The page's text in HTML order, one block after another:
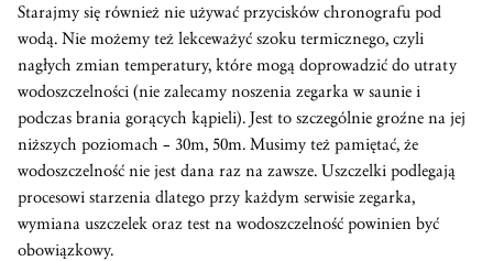
Starajmy się również nie używać przycisków chronografu pod
wodą. Nie możemy też lekceważyć szoku termicznego, czyli
nagłych zmian temperatury, które mogą doprowadzić do utraty
wodoszczelności (nie zalecamy noszenia zegarka w saunie i
podczas brania gorących kąpieli). Jest to szczególnie groźne na jej
niższych poziomach – 30m, 50m. Musimy też pamiętać, że
wodoszczelność nie jest dana raz na zawsze. Uszczelki podlegają
procesowi starzenia dlatego przy każdym serwisie zegarka,
wymiana uszczelek oraz test na wodoszczelność powinien być
obowiązkowy.